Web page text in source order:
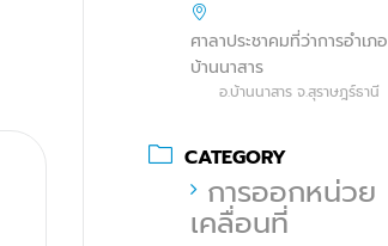
ศาลาประชาคมที่ว่าการอำเภอ
บ้านนาสาร
อ.บ้านนาสาร จ.สุราษฎร์ธานี
CATEGORY
การออกหน่วย
เคลื่อนที่